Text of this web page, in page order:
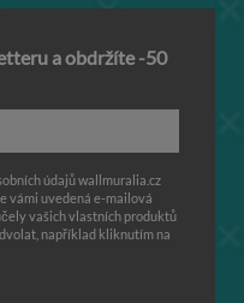
a obdržíte -50
údajů wallmuralia.cz
vámi uvedená e-mailová
vašich vlastních produktů
například kliknutím na